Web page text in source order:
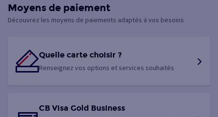
Moyens de paiement
Découvrez les moyens de paiements adaptés à vos besoins
Quelle carte choisir ?
Renseignez vos options et services souhaités
CB Visa Gold Business